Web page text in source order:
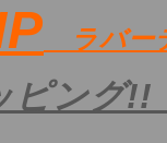
ラバー
ピン